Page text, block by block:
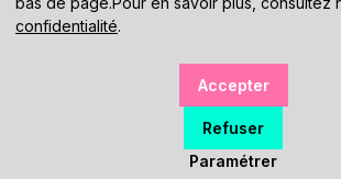
confidentialité.
Accepter
Refuser
Paramétrer
communications électroniques du théâtre.
Mentions légalesDonnées
Accessibilité : non conforme